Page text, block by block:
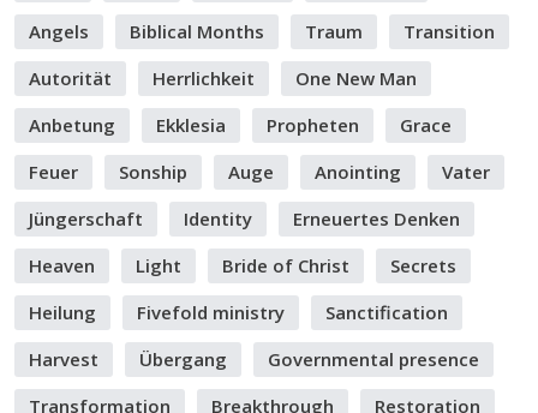
Angels
Biblical Months Traum
Transition
Autorität
Herrlichkeit
One New Man
Anbetung
Ekklesia Propheten
Grace
Feuer
Sonship Auge Anointing
Vater
Jüngerschaft
Identity
Erneuertes Denken
Heaven
Light Bride of Christ
Secrets
Heilung
Fivefold ministry
Sanctification
Harvest
Übergang
Governmental presence
Transformation
Breakthrough Restoration